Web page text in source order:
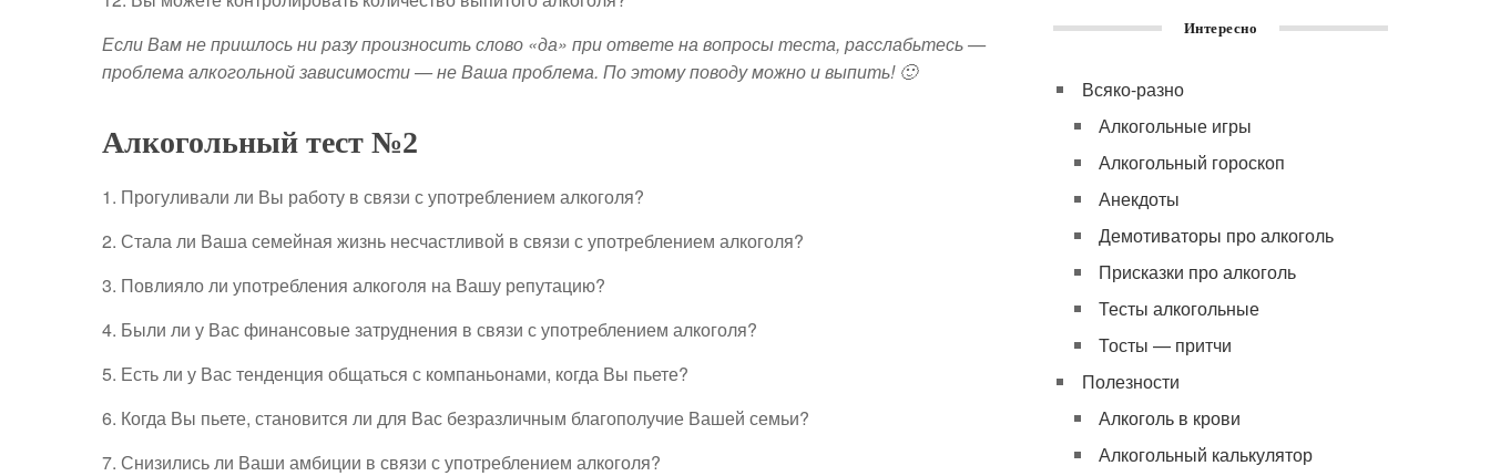
Если Вам не пришлось ни разу произносить слово «да» при ответе на вопросы теста, расслабьтесь —
проблема алкогольной зависимости — не Ваша проблема. По этому поводу можно и выпить! 🙂
Алкогольный тест №2
1. Прогуливали ли Вы работу в связи с употреблением алкоголя?
2. Стала ли Ваша семейная жизнь несчастливой в связи с употреблением алкоголя?
3. Повлияло ли употребления алкоголя на Вашу репутацию?
4. Были ли у Вас финансовые затруднения в связи с употреблением алкоголя?
5. Есть ли у Вас тенденция общаться с компаньонами, когда Вы пьете?
6. Когда Вы пьете, становится ли для Вас безразличным благополучие Вашей семьи?
7. Снизились ли Ваши амбиции в связи с употреблением алкоголя?
Интересно
Всяко-разно
Алкогольные игры
Алкогольный гороскоп
Анекдоты
Демотиваторы про алкоголь
Присказки про алкоголь
Тесты алкогольные
Тосты — притчи
Полезности
Алкоголь в крови
Алкогольный калькулятор